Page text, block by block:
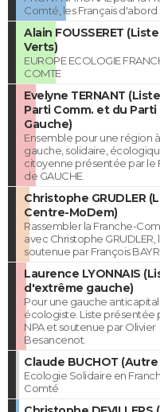
Comté, les Français d'abord !
Alain FOUSSERET
Verts)
EUROPE ECOLOGIE
COMTE
Evelyne TERNANT
Parti Comm. et du Parti
Gauche)
Ensemble pour une région à
gauche, solidaire,
citoyenne présentée par le
de GAUCHE.
Christophe GRUDLER
Centre-MoDem)
Rassembler la Franche-
avec Christophe GRUDLER,
soutenue par François
Laurence LYONNAIS
d'extrême gauche)
Pour une gauche
écologiste. Liste présentée
NPA et soutenue par Olivier
Besancenot.
Claude BUCHOT
Ecologie Solidaire en
Comté